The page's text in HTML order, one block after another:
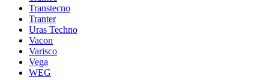
Transtecno
Tranter
Uras Techno
Vacon
Varisco
Vega
WEG